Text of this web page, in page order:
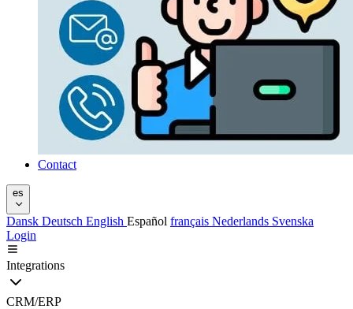
Contact
es
Dansk Deutsch English Español français Nederlands Svenska
Login
Integrations
CRM/ERP